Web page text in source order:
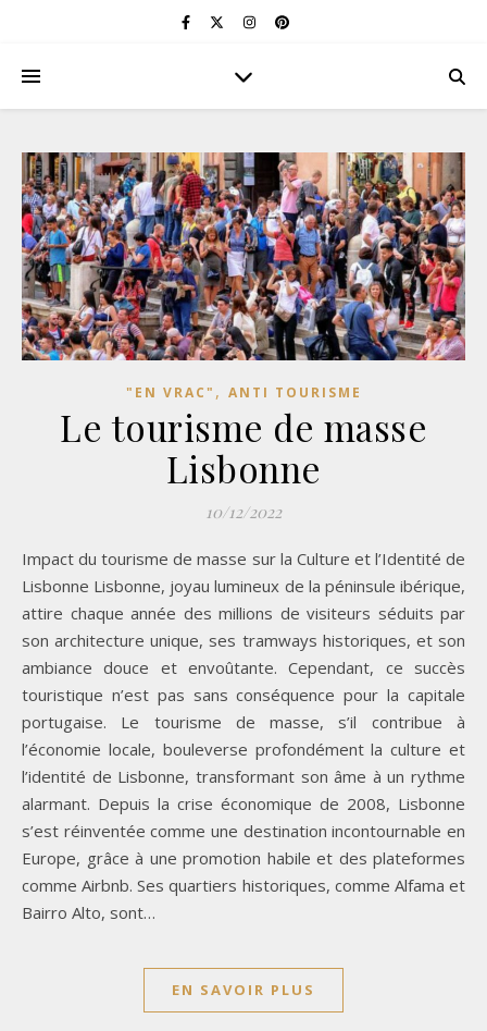
"EN VRAC" , ANTI TOURISME
Le tourisme de masse
Lisbonne
10/12/2022
Impact du tourisme de masse sur la Culture et l’Identité de
Lisbonne Lisbonne, joyau lumineux de la péninsule ibérique,
attire chaque année des millions de visiteurs séduits par
son architecture unique, ses tramways historiques, et son
ambiance douce et envoûtante. Cependant, ce succès
touristique n’est pas sans conséquence pour la capitale
portugaise. Le tourisme de masse, s’il contribue à
l’économie locale, bouleverse profondément la culture et
l’identité de Lisbonne, transformant son âme à un rythme
alarmant. Depuis la crise économique de 2008, Lisbonne
s’est réinventée comme une destination incontournable en
Europe, grâce à une promotion habile et des plateformes
comme Airbnb. Ses quartiers historiques, comme Alfama et
Bairro Alto, sont…
EN SAVOIR PLUS